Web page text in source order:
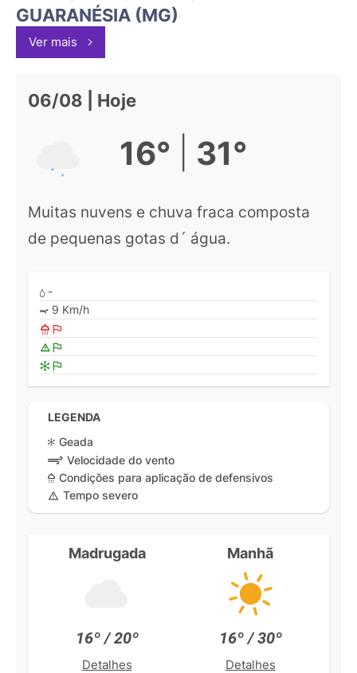
GUARANÉSIA (MG)
Ver mais
06/08 | Hoje
16° 31°
Muitas nuvens e chuva fraca composta
de pequenas gotas d´ água.
-
9 Km/h
LEGENDA
Geada
Velocidade do vento
Condições para aplicação de defensivos
Tempo severo
Madrugada
16º / 20º
Detalhes
Manhã
16º / 30º
Detalhes